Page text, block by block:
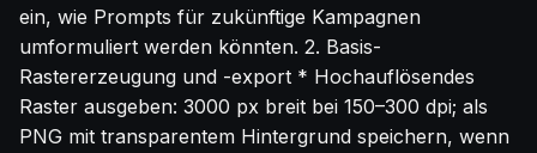
ein, wie Prompts für zukünftige Kampagnen
umformuliert werden könnten. 2. Basis-
Rastererzeugung und -export * Hochauflösendes
Raster ausgeben: 3000 px breit bei 150–300 dpi; als
PNG mit transparentem Hintergrund speichern, wenn